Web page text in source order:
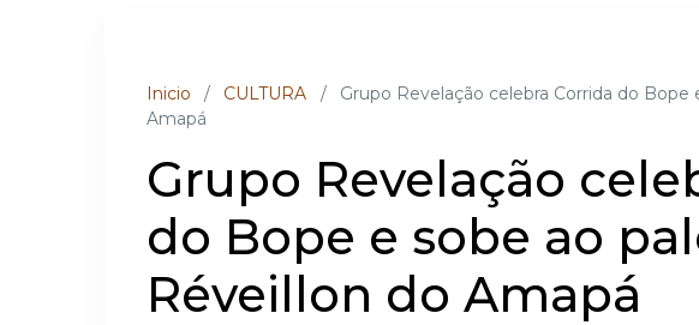
Inicio / CULTURA /
Grupo Revelação celebra Corrida do
Amapá
Grupo Revelação
do Bope e sobe ao
Réveillon do Amapá